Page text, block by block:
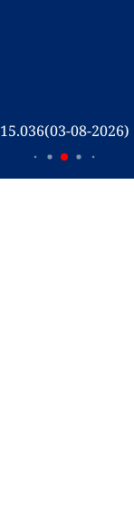
15.036(03-08-2026)